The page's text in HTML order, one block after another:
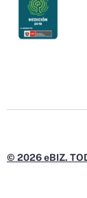
© 2026 eBIZ.